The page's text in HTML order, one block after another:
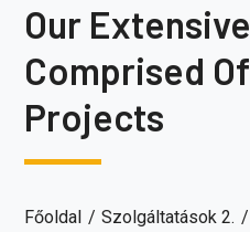
Our
Comprised
Projects
Főoldal Szolgáltatások 2.